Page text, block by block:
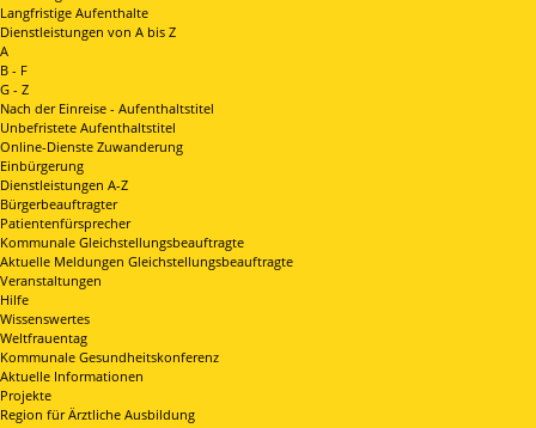
Langfristige Aufenthalte
Dienstleistungen von A bis Z
A
B - F
G - Z
Nach der Einreise - Aufenthaltstitel
Unbefristete Aufenthaltstitel
Online-Dienste Zuwanderung
Einbürgerung
Dienstleistungen A-Z
Bürgerbeauftragter
Patientenfürsprecher
Kommunale Gleichstellungsbeauftragte
Aktuelle Meldungen Gleichstellungsbeauftragte
Veranstaltungen
Hilfe
Wissenswertes
Weltfrauentag
Kommunale Gesundheitskonferenz
Aktuelle Informationen
Projekte
Region für Ärztliche Ausbildung